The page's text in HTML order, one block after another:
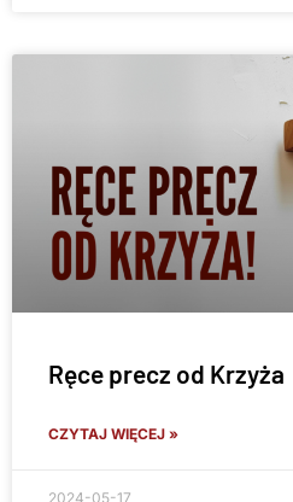
Ręce precz od Krzyża
CZYTAJ WIĘCEJ »
2024-05-17